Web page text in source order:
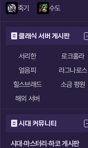
죽기 수도
클래식 서버 게시판
서리한
로크홀라
얼음피
라그나로스
힐스브래드
소금 평원
해외 서버
시대 커뮤니티
시대·마스터리·하코 게시판